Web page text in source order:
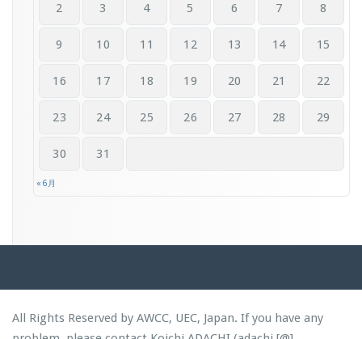
2 3 4 5 6 7 8
9 10 11 12 13 14 15
16 17 18 19 20 21 22
23 24 25 26 27 28 29
30 31
« 6月
All Rights Reserved by AWCC, UEC, Japan. If you have any